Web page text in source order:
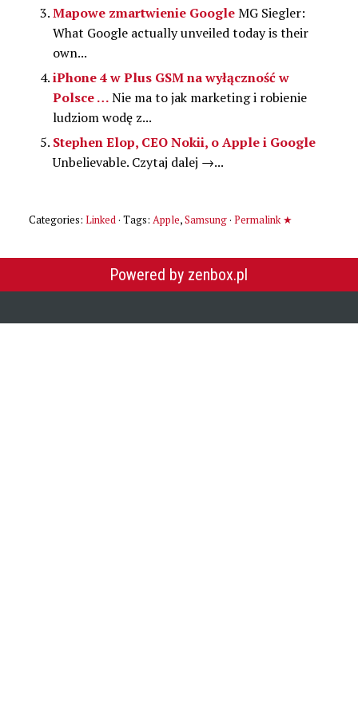
Mapowe zmartwienie GoogleMG Siegler:
What Google actually unveiled today is their
own...
iPhone 4 w Plus GSM na wyłączność w
Polsce …Nie ma to jak marketing i robienie
ludziom wodę z...
Stephen Elop, CEO Nokii, o Apple i Google
Unbelievable. Czytaj dalej →...
Categories: Linked· Tags: Apple,Samsung· Permalink ★
Powered by zenbox.pl